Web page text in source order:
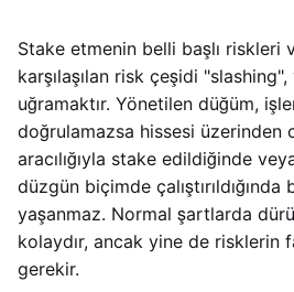
Stake etmenin belli başlı riskleri
karşılaşılan risk çeşidi
uğramaktır. Yönetilen düğüm,
doğrulamazsa hissesi üzerinden
aracılığıyla stake edildiğinde
düzgün biçimde
yaşanmaz. Normal şartlarda
kolaydır, ancak yine de risklerin
gerekir.